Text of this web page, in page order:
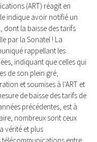
(ART) réagit en
indique avoir notifié un
dont la baisse des tarifs
par la Sonatel ! La
rappellant les
indiquant que celles qui
de son plein gré,
et soumises à l’ART et
de baisse des tarifs de
précédentes, est à
nombreux sont ceux
vérité et plus
télécommunications entre